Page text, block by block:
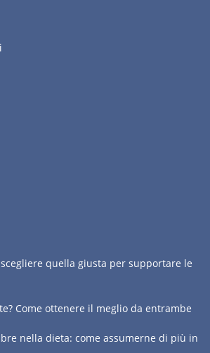
quella giusta per supportare le
Come ottenere il meglio da entrambe
nella dieta: come assumerne di più in